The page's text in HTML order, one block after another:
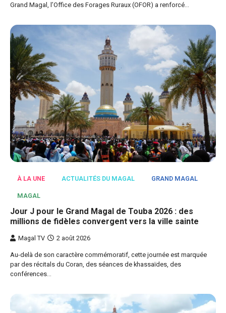
Grand Magal, l’Office des Forages Ruraux (OFOR) a renforcé…
À LA UNE ACTUALITÉS DU MAGAL GRAND MAGAL
MAGAL
Jour J pour le Grand Magal de Touba 2026 : des
millions de fidèles convergent vers la ville sainte
Magal TV 2 août 2026
Au-delà de son caractère commémoratif, cette journée est marquée
par des récitals du Coran, des séances de khassaïdes, des
conférences…